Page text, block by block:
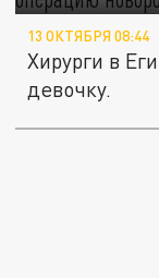
13 ОКТЯБРЯ 08:44
Хирурги в
девочку.